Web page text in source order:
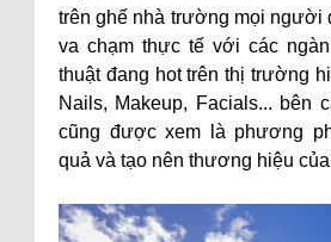
trên ghế nhà trường mọi người
va chạm thực tế với các
thuật đang hot trên thị trường
Nails, Makeup, Facials... bên
cũng được xem là phương
quả và tạo nên thương hiệu